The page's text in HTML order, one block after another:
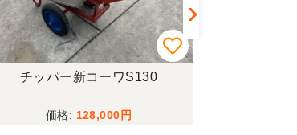
コンバインクボタER323SPGW
3,300,000